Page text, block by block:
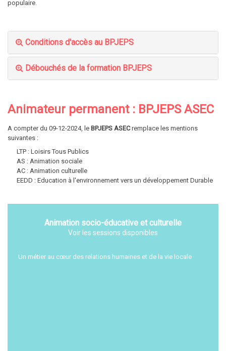
populaire.
Conditions d'accès au BPJEPS
Débouchés de la formation BPJEPS
Animateur permanent : BPJEPS ASEC
A compter du 09-12-2024, le BPJEPS ASECremplace les mentions
suivantes :
LTP : Loisirs Tous Publics
AS : Animation sociale
AC : Animation culturelle
EEDD : Education à l'environnement vers un développement Durable
Animation socio-éducative et culturelle
Voir les sessions disponibles
Un métier au cœur des relations humaines et de la vie locale